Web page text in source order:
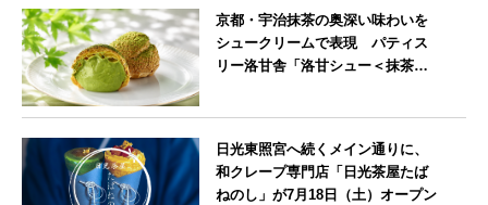
京都・宇治抹茶の奥深い味わいを
シュークリームで表現 パティス
リー洛甘舎「洛甘シュー＜抹茶
日光東照宮へ続くメイン通りに、
和クレープ専門店「日光茶屋たば
ねのし」が7月18日（土）オープン